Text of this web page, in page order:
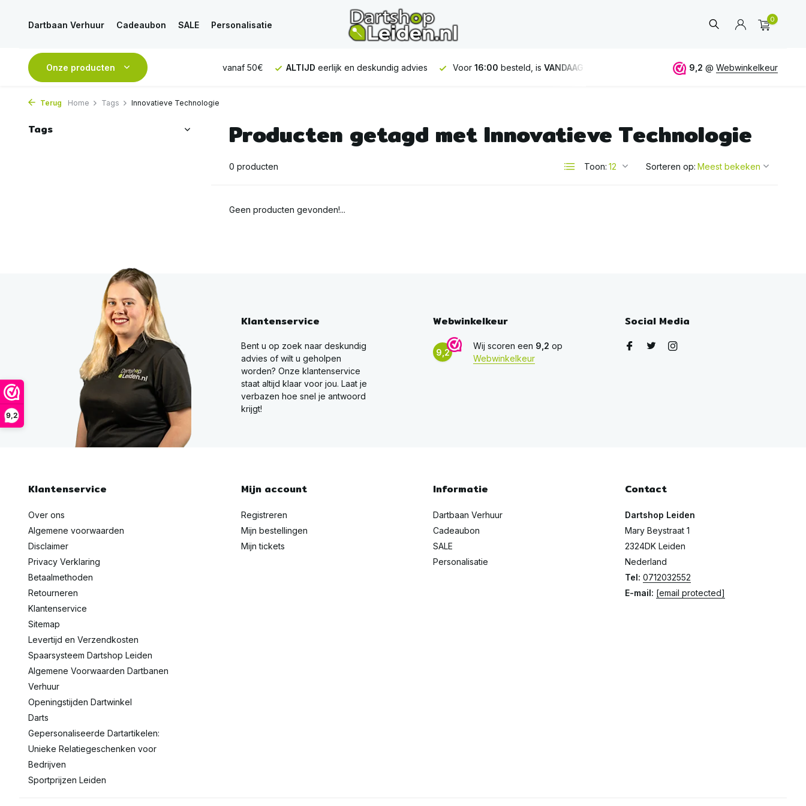
9,2
Dartbaan Verhuur Cadeaubon SALE Personalisatie
Account
0
Onze producten
is VANDAAGverstuurd GRATIS verzending vanaf 50€ ALTIJD eerlijk en deskundig advies Voor 16:00 besteld, is VANDAAG GRATISverzending vanaf 50€
9,2 @ Webwinkelkeur
Terug Home Tags Innovatieve Technologie
Tags Producten getagd met Innovatieve Technologie
0 producten Toon: Sorteren op:
Geen producten gevonden!...
Klantenservice
Bent u op zoek naar deskundig
advies of wilt u geholpen
worden? Onze klantenservice
staat altijd klaar voor jou. Laat je
verbazen hoe snel je antwoord
krijgt!
Webwinkelkeur
9,2
Wij scoren een 9,2 op
Webwinkelkeur
Social Media
Klantenservice
Over ons
Algemene voorwaarden
Disclaimer
Privacy Verklaring
Betaalmethoden
Retourneren
Klantenservice
Sitemap
Levertijd en Verzendkosten
Spaarsysteem Dartshop Leiden
Algemene Voorwaarden Dartbanen
Verhuur
Openingstijden Dartwinkel
Darts
Gepersonaliseerde Dartartikelen:
Unieke Relatiegeschenken voor
Bedrijven
Sportprijzen Leiden
Mijn account
Registreren
Mijn bestellingen
Mijn tickets
Informatie
Dartbaan Verhuur
Cadeaubon
SALE
Personalisatie
Contact
Dartshop Leiden
Mary Beystraat 1
2324DK Leiden
Nederland
Tel: 0712032552
E-mail: [email protected]